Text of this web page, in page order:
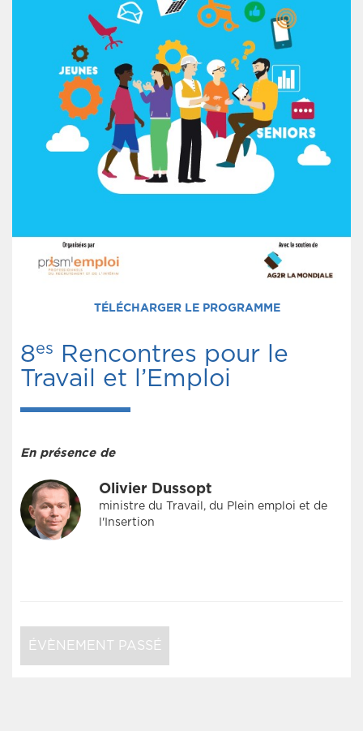
TÉLÉCHARGER LE PROGRAMME
8es
Rencontres pour le
Travail et l’Emploi
En présence de
Olivier Dussopt
ministre du Travail, du Plein emploi et de
l'Insertion
ÉVÈNEMENT PASSÉ